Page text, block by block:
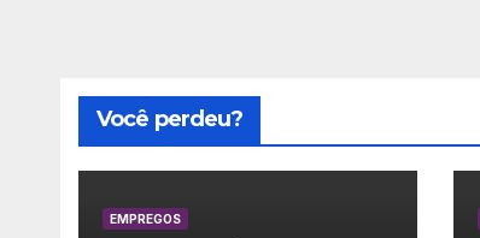
Você perdeu?
EMPREGOS